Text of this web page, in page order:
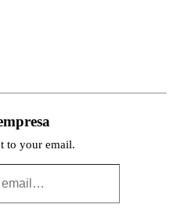
to your email.